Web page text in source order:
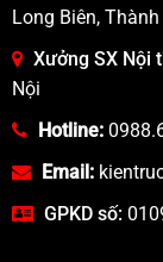
Long Biên,
Xưởng SX Nội
Nội
Hotline:
Email:
GPKD số: